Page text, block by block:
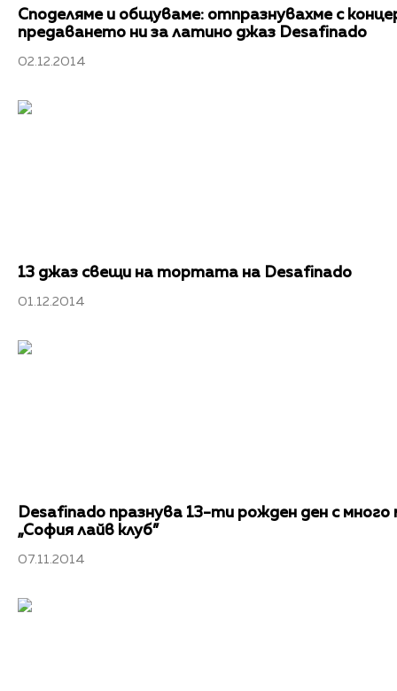
Споделяме и общуваме: отпразнувахме с
предаването ни за латино джаз Desafinado
02.12.2014
13 джаз свещи на тортата на Desafinado
01.12.2014
Desafinado празнува 13-ти рожден ден с много
„София лайв клуб”
07.11.2014